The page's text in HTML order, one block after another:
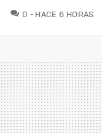
0 COMENTARIOS
HACE 6 HORAS